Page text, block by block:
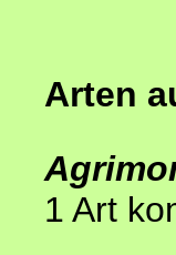
Arten
1 Art